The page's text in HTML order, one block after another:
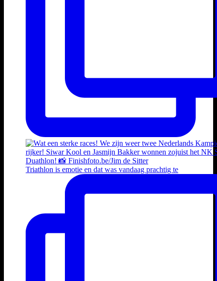
Triathlon is emotie en dat was vandaag prachtig te